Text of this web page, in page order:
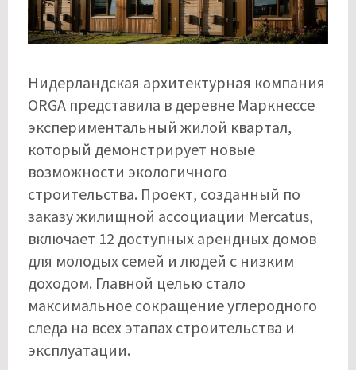
Нидерландская архитектурная компания
ORGA представила в деревне Маркнессе
экспериментальный жилой квартал,
который демонстрирует новые
возможности экологичного
строительства. Проект, созданный по
заказу жилищной ассоциации Mercatus,
включает 12 доступных арендных домов
для молодых семей и людей с низким
доходом. Главной целью стало
максимальное сокращение углеродного
следа на всех этапах строительства и
эксплуатации.